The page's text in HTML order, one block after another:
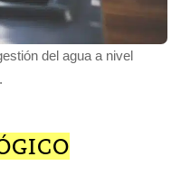
del agua a nivel